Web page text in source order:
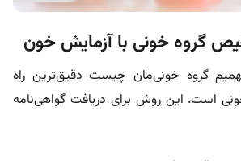
گروه خونی باآزمایش خون
گروه خونی‌مان چیست دقیق‌ترین راه
است. این روش برای دریافت گواهی‌نامه